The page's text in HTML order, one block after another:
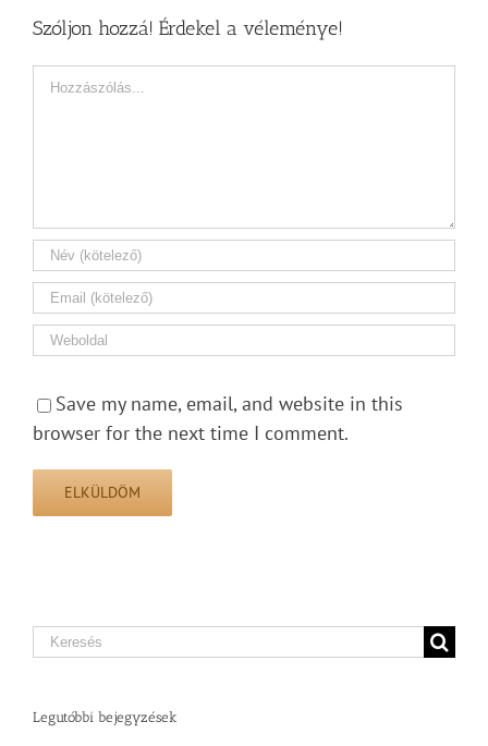
Szóljon hozzá! Érdekel a véleménye!
Hozzászólás
Save my name, email, and website in this
browser for the next time I comment.
Search
Legutóbbi bejegyzések